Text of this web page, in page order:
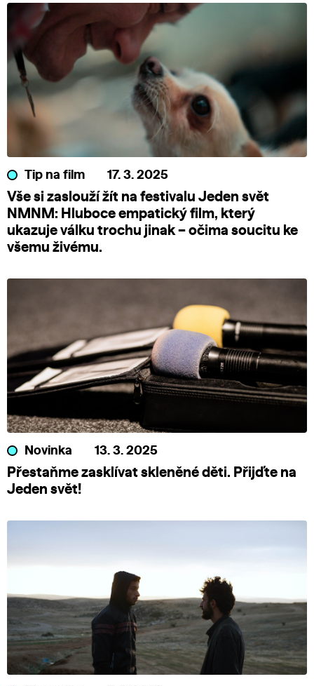
Tip na film 17. 3. 2025
Vše si zaslouží žít na festivalu Jeden svět
NMNM: Hluboce empatický film, který
ukazuje válku trochu jinak – očima soucitu ke
všemu živému.
Novinka 13. 3. 2025
Přestaňme zasklívat skleněné děti. Přijďte na
Jeden svět!